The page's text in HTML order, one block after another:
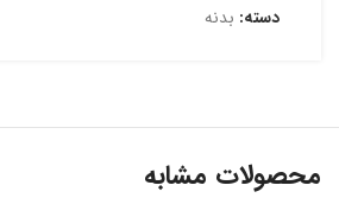
دسته: بدنه
محصولات مشابه